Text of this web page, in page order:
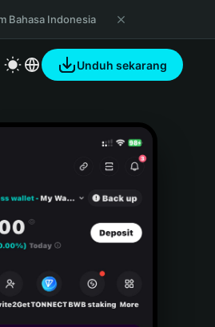
Bahasa Indonesia
Unduh sekarang